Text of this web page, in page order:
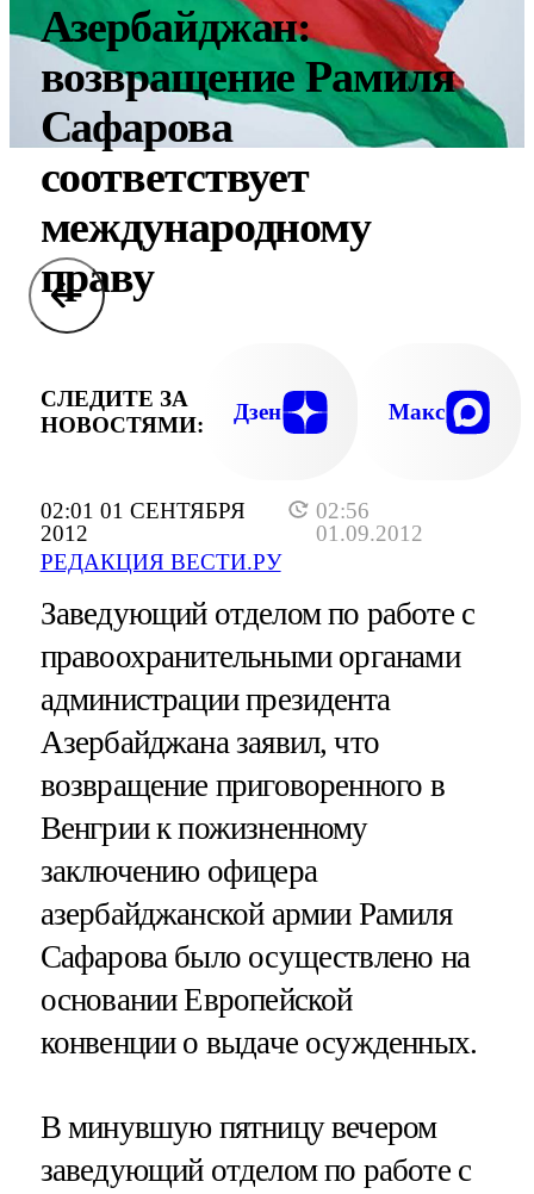
02:01 01 СЕНТЯБРЯ
2012
02:56
01.09.2012
РЕДАКЦИЯ ВЕСТИ.РУ
Азербайджан:
возвращение Рамиля
Сафарова
соответствует
международному
праву
СЛЕДИТЕ ЗА
НОВОСТЯМИ:
Дзен Макс
Заведующий отделом по работе с
правоохранительными органами
администрации президента
Азербайджана заявил, что
возвращение приговоренного в
Венгрии к пожизненному
заключению офицера
азербайджанской армии Рамиля
Сафарова было осуществлено на
основании Европейской
конвенции о выдаче осужденных.
В минувшую пятницу вечером
заведующий отделом по работе с